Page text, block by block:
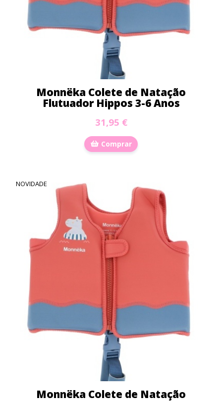
Monnëka Colete de Natação
Flutuador Hippos 3-6 Anos
31,95 €
Comprar
NOVIDADE
Monnëka Colete de Natação